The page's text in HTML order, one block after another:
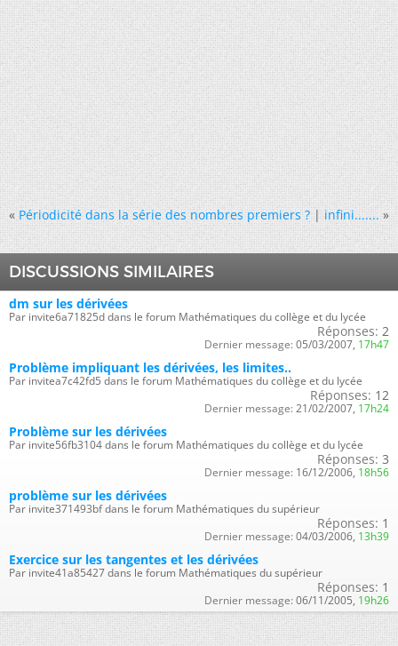
« Périodicité dans la série des nombres premiers ?|infini....... »
DISCUSSIONS SIMILAIRES
dm sur les dérivées
Par invite6a71825d dans le forum Mathématiques du collège et du lycée
Réponses: 2
Dernier message: 05/03/2007, 17h47
Problème impliquant les dérivées, les limites..
Par invitea7c42fd5 dans le forum Mathématiques du collège et du lycée
Réponses: 12
Dernier message: 21/02/2007, 17h24
Problème sur les dérivées
Par invite56fb3104 dans le forum Mathématiques du collège et du lycée
Réponses: 3
Dernier message: 16/12/2006, 18h56
problème sur les dérivées
Par invite371493bf dans le forum Mathématiques du supérieur
Réponses: 1
Dernier message: 04/03/2006, 13h39
Exercice sur les tangentes et les dérivées
Par invite41a85427 dans le forum Mathématiques du supérieur
Réponses: 1
Dernier message: 06/11/2005, 19h26